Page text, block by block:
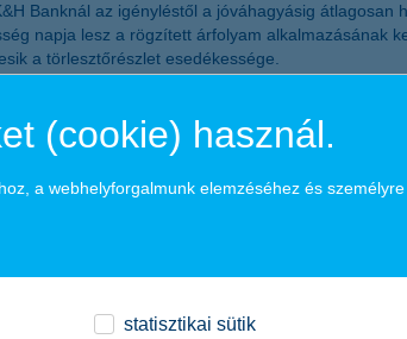
Banknál az igényléstől a jóváhagyásig
napja lesz a rögzített árfolyam
a törlesztőrészlet esedékessége.
4000 munkatársával – a K&H célja, hogy
és garancia) állománnyal segíti, a
beszállító cégnek, mintegy 700 banki és
fektetett be magyar leányvállalataiba, ezáltal
(cookie) használ.
a webhelyforgalmunk elemzéséhez és
statisztikai sütik